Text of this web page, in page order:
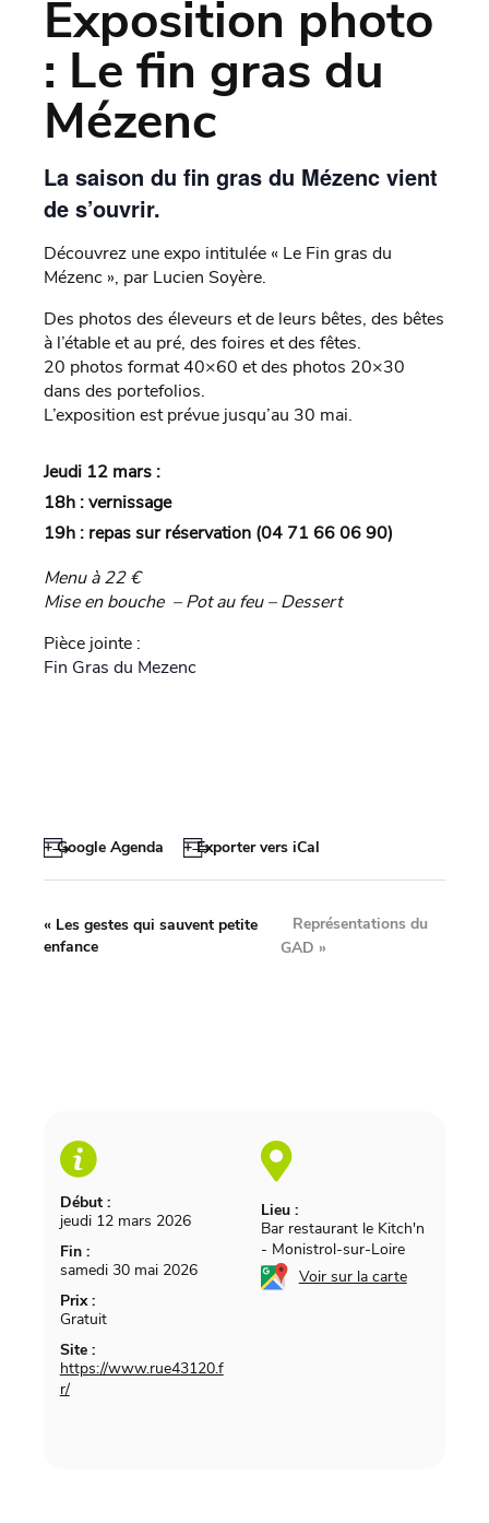
Exposition photo
: Le fin gras du
Mézenc
La saison du fin gras du Mézenc vient
de s’ouvrir.
Découvrez une expo intitulée « Le Fin gras du
Mézenc », par Lucien Soyère.
Des photos des éleveurs et de leurs bêtes, des bêtes
à l’étable et au pré, des foires et des fêtes.
20 photos format 40×60 et des photos 20×30
dans des portefolios.
L’exposition est prévue jusqu’au 30 mai.
Jeudi 12 mars :
18h : vernissage
19h : repas sur réservation (04 71 66 06 90)
Menu à 22 €
Mise en bouche – Pot au feu – Dessert
Pièce jointe :
Fin Gras du Mezenc
+ Google Agenda + Exporter vers iCal
Début :
jeudi 12 mars 2026
Fin :
samedi 30 mai 2026
Prix :
Gratuit
Site :
https://www.rue43120.f
r/
Lieu :
Bar restaurant le Kitch'n
- Monistrol-sur-Loire
Voir sur la carte
« Les gestes qui sauvent petite
enfance
Représentations du
GAD»